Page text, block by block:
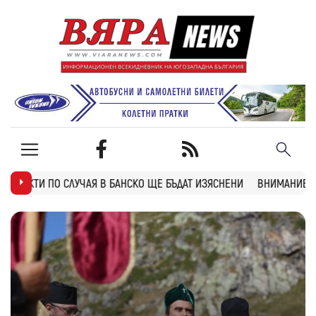
ЩЕ БЪДАТ ИЗЯСНЕНИ ВНИМАНИЕ: ТУНЕЛ “БЛАТИНО“ НА АМ